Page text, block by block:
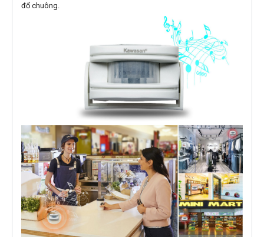
đổ chuông.